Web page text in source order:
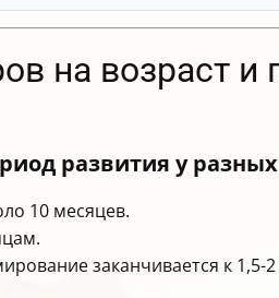
на возраст и
развития у
10 месяцев.
заканчивается к 1,5-